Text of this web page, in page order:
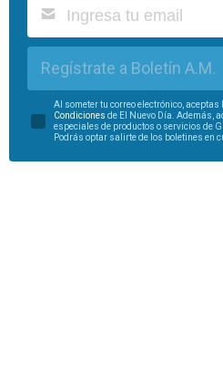
Regístrate a Boletín A.M.
Al someter tu correo electrónico, aceptas
Condiciones de El Nuevo Día. Además,
especiales de productos o servicios de
Podrás optar salirte de los boletines en